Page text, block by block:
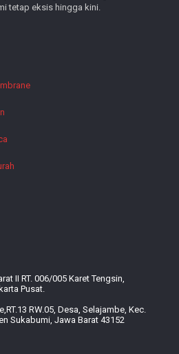
tetap eksis hingga kini.
II RT. 006/005 Karet Tengsin,
Pusat.
RW.05, Desa, Selajambe, Kec.
Sukabumi, Jawa Barat 43152